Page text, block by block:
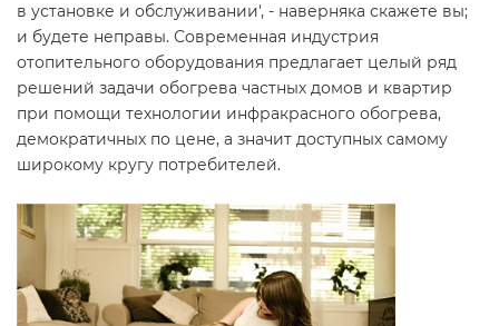
в установке и обслуживании', - наверняка скажете вы;
и будете неправы. Современная индустрия
отопительного оборудования предлагает целый ряд
решений задачи обогрева частных домов и квартир
при помощи технологии инфракрасного обогрева,
демократичных по цене, а значит доступных самому
широкому кругу потребителей.